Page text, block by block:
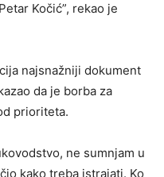
Kočić”, rekao je
najsnažniji dokument
da je borba za
prioriteta.
ne sumnjam u
kako treba istrajati. Ko